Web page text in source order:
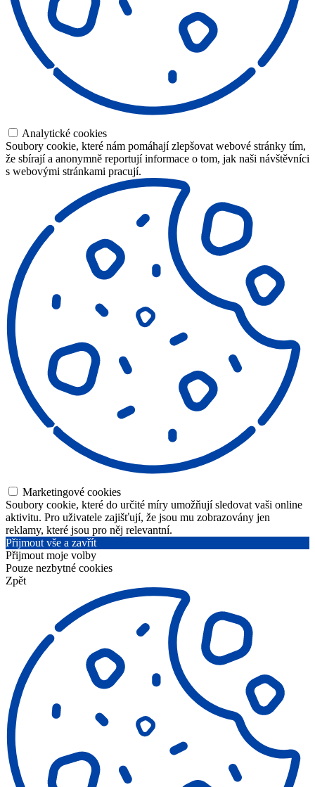
Analytické cookies
Soubory cookie, které nám pomáhají zlepšovat webové stránky tím,
že sbírají a anonymně reportují informace o tom, jak naši návštěvníci
s webovými stránkami pracují.
Marketingové cookies
Soubory cookie, které do určité míry umožňují sledovat vaši online
aktivitu. Pro uživatele zajišťují, že jsou mu zobrazovány jen
reklamy, které jsou pro něj relevantní.
Přijmout vše a zavřít
Přijmout moje volby
Pouze nezbytné cookies
Zpět